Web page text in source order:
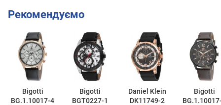
Рекомендуємо
Bigotti
BG.1.10017-4
Bigotti
BGT0227-1
Daniel Klein
DK11749-2
Bigotti